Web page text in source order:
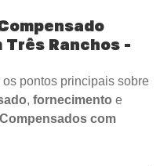
Três Ranchos -
pontos principais sobre
, fornecimento e
com